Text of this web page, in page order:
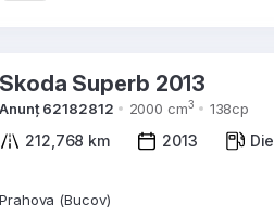
Skoda Superb 2013
Anunț 62182812 2000 cm3 138cp
212,768 km 2013
Prahova (Bucov)